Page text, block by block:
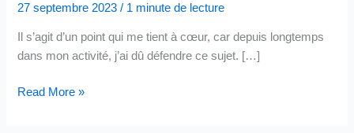
27 septembre 2023/ 1 minute de lecture
Il s’agit d’un point qui me tient à cœur, car depuis longtemps
dans mon activité, j’ai dû défendre ce sujet. […]
Vendre
Read More »